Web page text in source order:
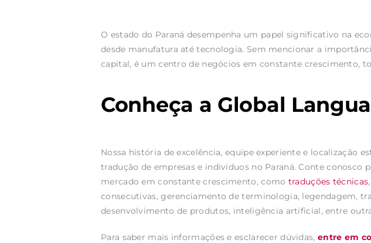
O estado do Paraná desempenha um papel significativo na
desde manufatura até tecnologia. Sem mencionar a
capital, é um centro de negócios em constante crescimento,
Conheça a Global
Nossa história de excelência, equipe experiente e localização
tradução de empresas e indivíduos no Paraná. Conte
mercado em constante crescimento, como traduções técnicas,
consecutivas, gerenciamento de terminologia, legendagem,
desenvolvimento de produtos, inteligência artificial, entre
Para saber mais informações e esclarecer dúvidas, entre em